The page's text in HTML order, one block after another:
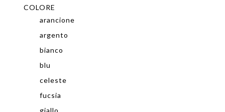
COLORE
arancione
argento
bianco
blu
celeste
fucsia
giallo